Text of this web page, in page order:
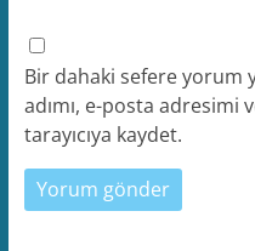
Bir dahaki sefere yorum
adımı, e-posta adresimi
tarayıcıya kaydet.